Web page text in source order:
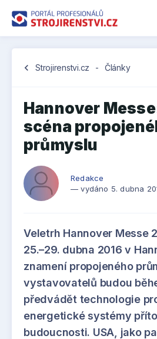
chevron_left Strojirenstvi.cz - Články
Hannover
scéna
průmyslu
Redakce
— vydáno 5. dubna
Veletrh Hannover Messe
25.–29. dubna 2016 v
znamení propojeného
vystavovatelů budou
předvádět technologie
energetické systémy
budoucnosti. USA, jako